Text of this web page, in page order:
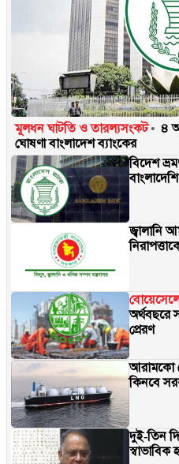
মূলধন ঘাটতি ও তারল্যসংকট
৪
ঘোষণা বাংলাদেশ ব্যাংকের
বিদেশ
জ্বালানি
অর্থবছরে
প্রেরণ
আরামকো
কিনবে
দুই-তিন
স্বাভাবিক